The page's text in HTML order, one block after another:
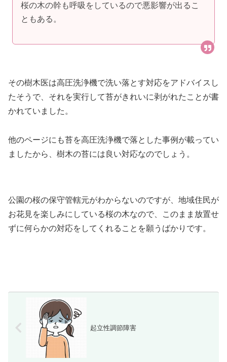
桜の木の幹も呼吸をしているので悪影響が出るこ
ともある。
その樹木医は高圧洗浄機で洗い落とす対応をアドバイスし
たそうで、それを実行して苔がきれいに剥がれたことが書
かれていました。
他のページにも苔を高圧洗浄機で落とした事例が載ってい
ましたから、樹木の苔には良い対応なのでしょう。
公園の桜の保守管轄元がわからないのですが、地域住民が
お花見を楽しみにしている桜の木なので、このまま放置せ
ずに何らかの対応をしてくれることを願うばかりです。
起立性調節障害